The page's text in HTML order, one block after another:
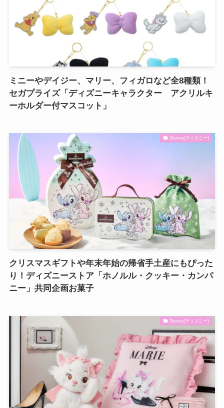
ミニーやデイジー、マリー、フィガロなど全8種類！
セガプライズ「ディズニーキャラクター アクリルキ
ーホルダー付マスコット」
Disney(ディズニー)
クリスマスギフトや年末年始の帰省手土産にもぴった
り！ディズニーストア「ホノルル・クッキー・カンパ
ニー」共同企画お菓子
Disney(ディズニー)